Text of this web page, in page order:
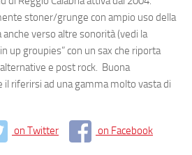
stoner/grunge con ampio uso della
verso altre sonorità (vedi la
up groupies” con un sax che riporta
e post rock. Buona
il riferirsi ad una gamma molto vasta di
on Twitter on Facebook